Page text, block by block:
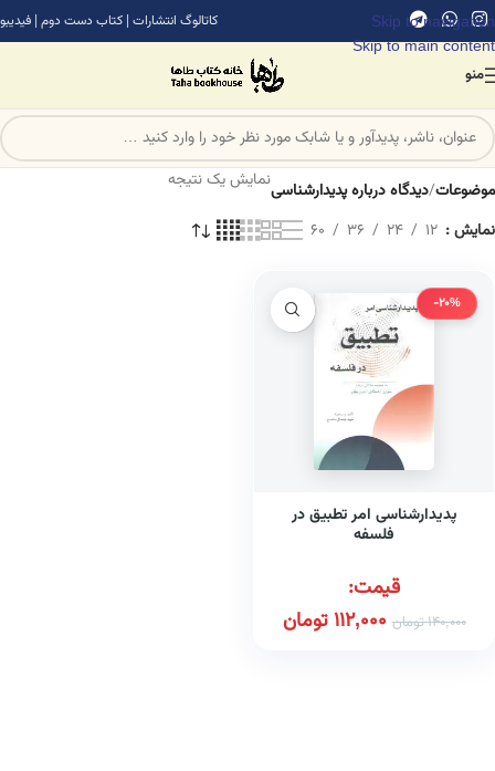
Skip to navigation
Skip to main content
کاتالوگ انتشارات | کتاب دست دوم | فیدیبو
منو
موضوعات/دیدگاه درباره پدیدارشناسینمایش یک نتیجه
نمایش 12
24
36
60
-20%
پدیدارشناسی امر تطبیق در
فلسفه
قیمت:
140,000تومان 112,000تومان